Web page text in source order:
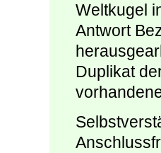
Weltkugel
Antwort
Duplikat